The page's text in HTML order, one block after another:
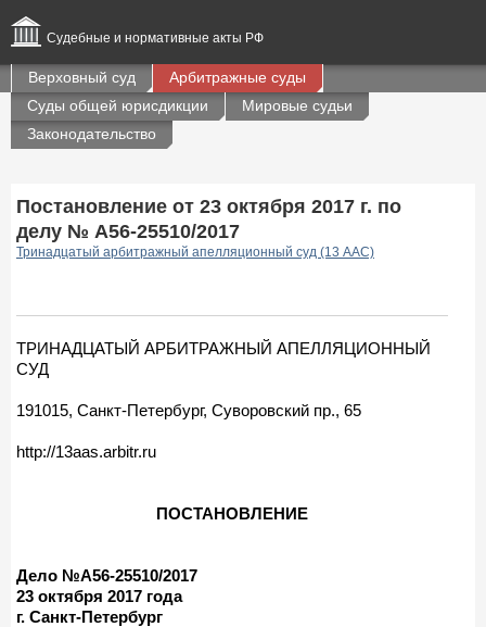
Судебные и нормативные акты РФ
Верховный суд
Арбитражные суды
Суды общей юрисдикции
Мировые судьи
Законодательство
Постановление от 23 октября 2017 г. по
делу № А56-25510/2017
Тринадцатый арбитражный апелляционный суд (13 ААС)
ТРИНАДЦАТЫЙ АРБИТРАЖНЫЙ АПЕЛЛЯЦИОННЫЙ
СУД
191015, Санкт-Петербург, Суворовский пр., 65
http://13aas.arbitr.ru
ПОСТАНОВЛЕНИЕ
Дело №А56-25510/2017
23 октября 2017 года
г. Санкт-Петербург